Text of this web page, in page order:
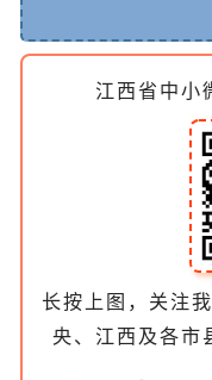
江西省中小
长按上 图 ， 关 注我
央、江西 及各市